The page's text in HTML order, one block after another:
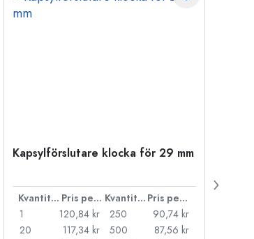
Kapsylförslutare klocka för 29 mm
Kvantitet Pris per styck Kvantitet
Pris per styck
1
120,84 kr
20
117,34 kr
250
90,74 kr
500
87,56 kr